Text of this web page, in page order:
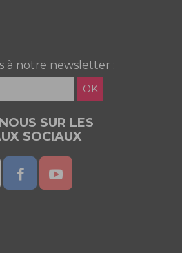
à notre newsletter :
OK
SUR LES
SOCIAUX